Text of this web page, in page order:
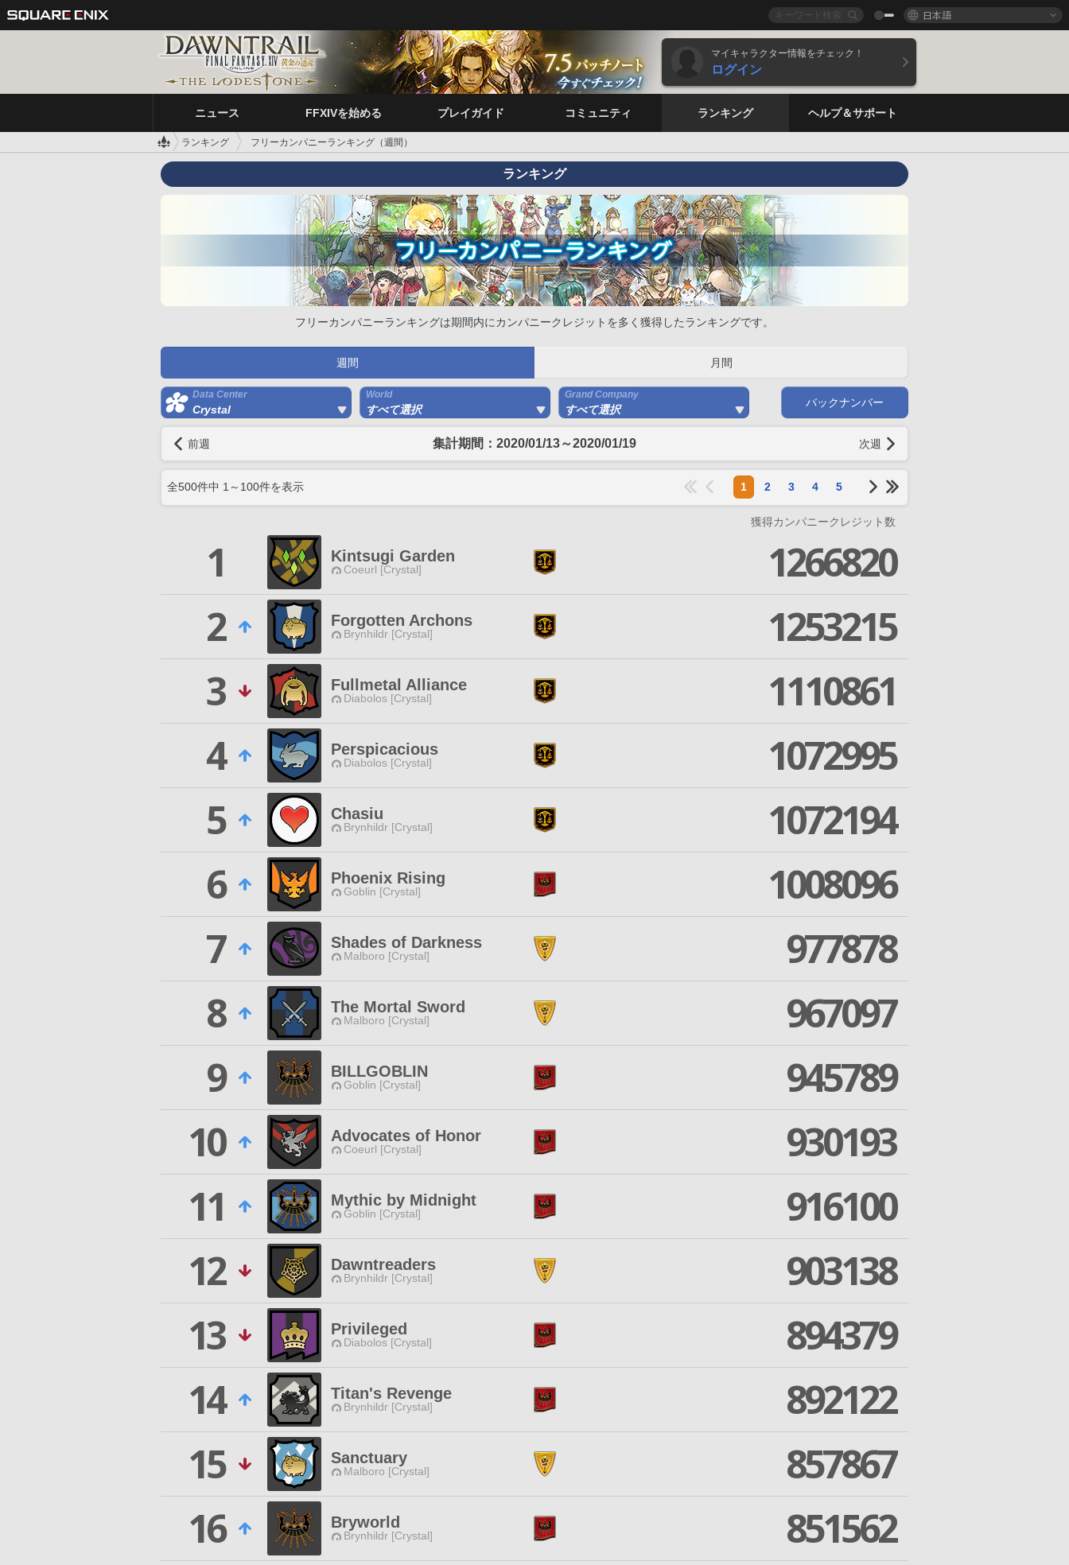
日本語
マイキャラクター情報をチェック！
ログイン
ニュース FFXIVを始める プレイガイド コミュニティ ランキング ヘルプ＆サポート
ランキング フリーカンパニーランキング（週間）
ランキング
フリーカンパニーランキングは期間内にカンパニークレジットを多く獲得したランキングです。
週間 月間
Data Center
Crystal
World
すべて選択
Grand Company
すべて選択
バックナンバー
前週 集計期間：2020/01/13～2020/01/19 次週
全500件中 1 ～ 100件を表示 1 2 3 4 5
獲得カンパニークレジット数
1 Kintsugi Garden
Coeurl [Crystal]
1266820
2
Forgotten Archons
Brynhildr [Crystal]
1253215
3
Fullmetal Alliance
Diabolos [Crystal]
1110861
4
Perspicacious
Diabolos [Crystal]
1072995
5
Chasiu
Brynhildr [Crystal]
1072194
6
Phoenix Rising
Goblin [Crystal]
1008096
7
Shades of Darkness
Malboro [Crystal]
977878
8
The Mortal Sword
Malboro [Crystal]
967097
9
BILLGOBLIN
Goblin [Crystal]
945789
10
Advocates of Honor
Coeurl [Crystal]
930193
11
Mythic by Midnight
Goblin [Crystal]
916100
12
Dawntreaders
Brynhildr [Crystal]
903138
13
Privileged
Diabolos [Crystal]
894379
14
Titan's Revenge
Brynhildr [Crystal]
892122
15
Sanctuary
Malboro [Crystal]
857867
16
Bryworld
Brynhildr [Crystal]
851562